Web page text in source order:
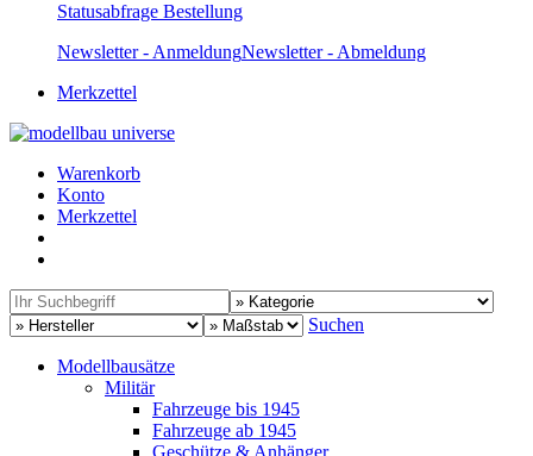
Statusabfrage Bestellung
Newsletter - AnmeldungNewsletter - Abmeldung
Merkzettel
Warenkorb
Konto
Merkzettel
Suchen
Modellbausätze
Militär
Fahrzeuge bis 1945
Fahrzeuge ab 1945
Geschütze & Anhänger